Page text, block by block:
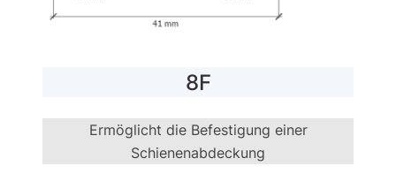
8F
Ermöglicht die Befestigung einer
Schienenabdeckung